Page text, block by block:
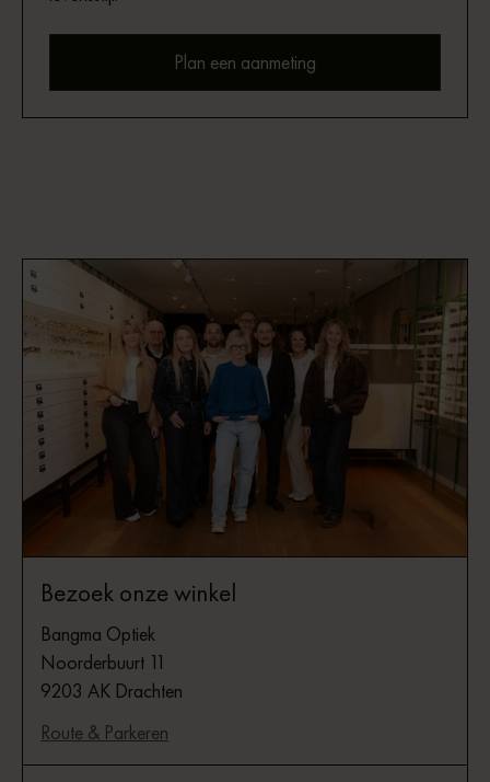
Plan een aanmeting
Bezoek onze winkel
Bangma Optiek
Noorderbuurt 11
9203 AK Drachten
Route & Parkeren